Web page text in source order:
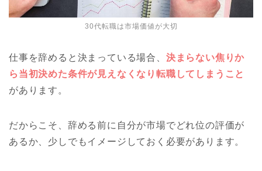
30代転職は市場価値が大切
仕事を辞めると決まっている場合、 決まらない焦りか
ら当初決めた条件が見えなくなり転職してしまうこと
があります。
だからこそ、辞める前に自分が市場でどれ位の評価が
あるか、少しでもイメージしておく必要があります。